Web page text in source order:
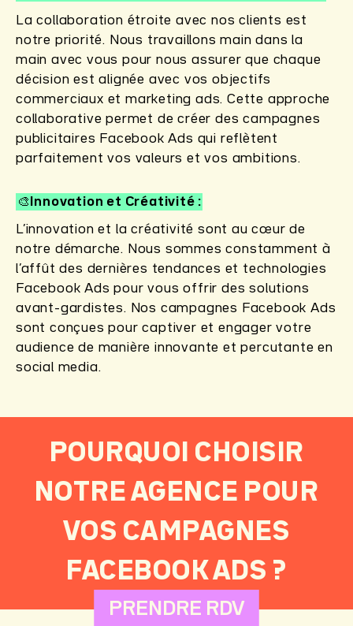
La collaboration étroite avec nos clients est
notre priorité. Nous travaillons main dans la
main avec vous pour nous assurer que chaque
décision est alignée avec vos objectifs
commerciaux et marketing ads. Cette approche
collaborative permet de créer des campagnes
publicitaires Facebook Ads qui reflètent
parfaitement vos valeurs et vos ambitions.
🎨Innovation et Créativité
L’innovation et la créativité sont au cœur de
notre démarche. Nous sommes constamment à
l’affût des dernières tendances et technologies
Facebook Ads pour vous offrir des solutions
avant-gardistes. Nos campagnes Facebook Ads
sont conçues pour captiver et engager votre
audience de manière innovante et percutante en
social media.
POURQUOI CHOISIR
NOTRE AGENCE POUR
VOS CAMPAGNES
FACEBOOK ADS ?
PRENDRE RDV